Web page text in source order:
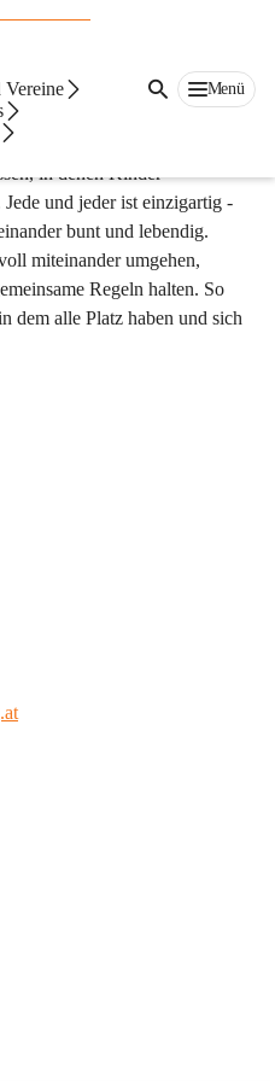
Vereine
Menü
in denen Kinder
und jeder ist einzigartig -
bunt und lebendig.
miteinander umgehen,
Regeln halten. So
dem alle Platz haben und sich